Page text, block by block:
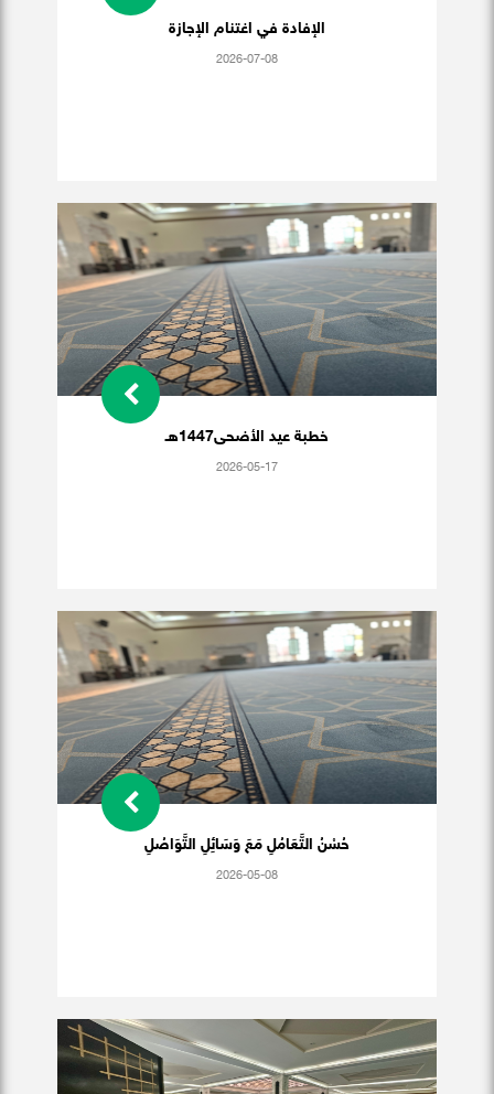
الإفادة في اغتنام الإجازة
2026-07-08
خطبة عيد الأضحى1447هـ
2026-05-17
حُسْنُ التَّعَامُلِ مَعَ وَسَائِلِ التَّوَاصُلِ
2026-05-08